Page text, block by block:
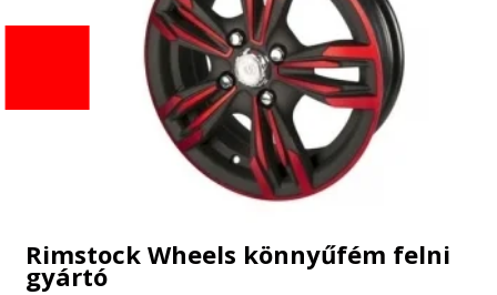
Rimstock Wheels könnyűfém felni
gyártó